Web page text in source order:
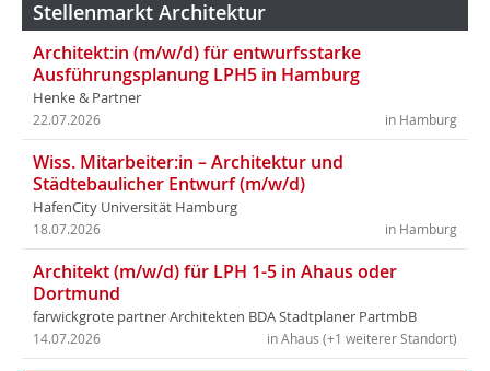
Stellenmarkt Architektur
Architekt:in (m/w/d) für entwurfsstarke
Ausführungsplanung LPH5 in Hamburg
Henke & Partner
in Hamburg
22.07.2026
Wiss. Mitarbeiter:in – Architektur und
Städtebaulicher Entwurf (m/w/d)
HafenCity Universität Hamburg
in Hamburg
18.07.2026
Architekt (m/w/d) für LPH 1-5 in Ahaus oder
Dortmund
farwickgrote partner Architekten BDA Stadtplaner PartmbB
in Ahaus (+1 weiterer Standort)
14.07.2026